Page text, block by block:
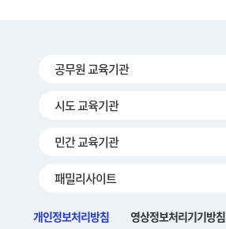
공무원 교육기관
시도 교육기관
민간 교육기관
패밀리사이트
개인정보처리방침 영상정보처리기기방침